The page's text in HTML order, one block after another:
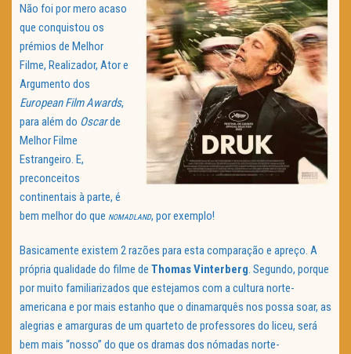
Não foi por mero acaso
que conquistou os
prémios de Melhor
Filme, Realizador, Ator e
Argumento dos
European Film Awards,
para além do Oscarde
Melhor Filme
Estrangeiro. E,
preconceitos
continentais à parte, é
bem melhor do que NOMADLAND, por exemplo!
Basicamente existem 2 razões para esta comparação e apreço. A
própria qualidade do filme de Thomas Vinterberg. Segundo, porque
por muito familiarizados que estejamos com a cultura norte-
americana e por mais estanho que o dinamarquês nos possa soar, as
alegrias e amarguras de um quarteto de professores do liceu, será
bem mais “nosso” do que os dramas dos nómadas norte-